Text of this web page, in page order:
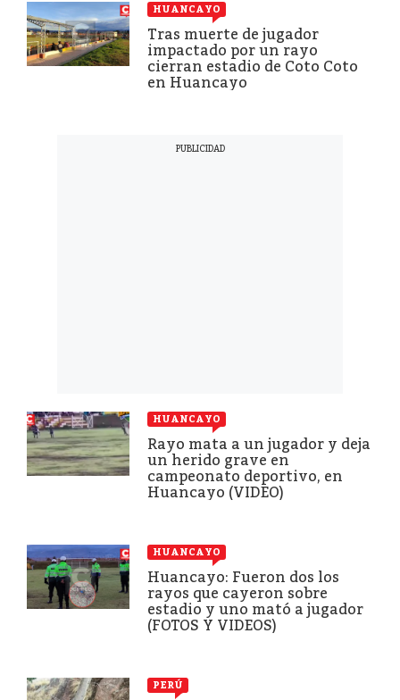
HUANCAYO
Tras muerte de jugador
impactado por un rayo
cierran estadio de Coto Coto
en Huancayo
HUANCAYO
Rayo mata a un jugador y deja
un herido grave en
campeonato deportivo, en
Huancayo (VIDEO)
HUANCAYO
Huancayo: Fueron dos los
rayos que cayeron sobre
estadio y uno mató a jugador
(FOTOS Y VIDEOS)
PERÚ